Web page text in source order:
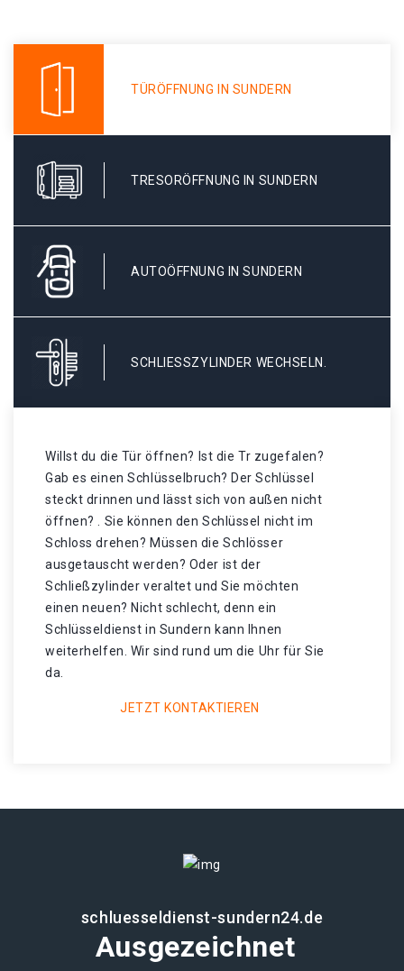
TÜRÖFFNUNG IN SUNDERN
TRESORÖFFNUNG IN SUNDERN
AUTOÖFFNUNG IN SUNDERN
SCHLIESSZYLINDER WECHSELN.
Willst du die Tür öffnen? Ist die Tr zugefalen?
Gab es einen Schlüsselbruch? Der Schlüssel
steckt drinnen und lässt sich von außen nicht
öffnen? . Sie können den Schlüssel nicht im
Schloss drehen? Müssen die Schlösser
ausgetauscht werden? Oder ist der
Schließzylinder veraltet und Sie möchten
einen neuen? Nicht schlecht, denn ein
Schlüsseldienst in Sundern kann Ihnen
weiterhelfen. Wir sind rund um die Uhr für Sie
da.
JETZT KONTAKTIEREN
schluesseldienst-sundern24.de
Ausgezeichnet